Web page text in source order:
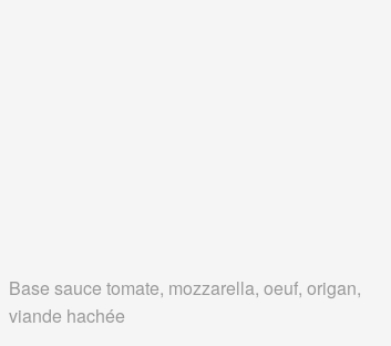
Base sauce tomate, mozzarella, oeuf, origan,
viande hachée